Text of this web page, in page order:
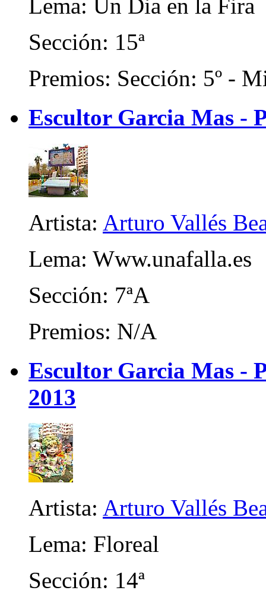
Lema: Un Dia en la Fira
Sección: 15ª
Premios: Sección: 5º -
Escultor Garcia Mas -
Artista: Arturo Vallés
Lema: Www.unafalla.es
Sección: 7ªA
Premios: N/A
Escultor Garcia Mas -
2013
Artista: Arturo Vallés
Lema: Floreal
Sección: 14ª